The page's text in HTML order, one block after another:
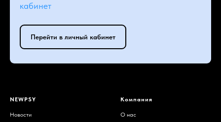
кабинет
Перейти в личный кабинет
NEWPSY
Новости
Компания
О нас